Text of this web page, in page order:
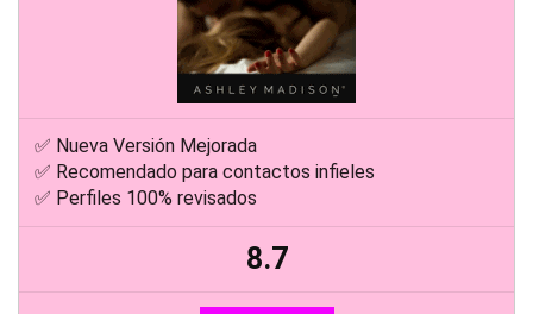
✅ Nueva Versión Mejorada
✅ Recomendado para contactos infieles
✅ Perfiles 100% revisados
8.7